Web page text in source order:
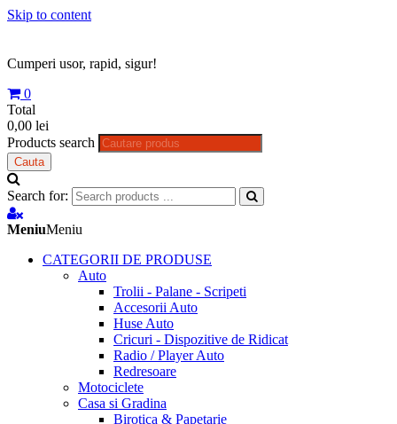
Skip to content
Cumperi usor, rapid, sigur!
0
Total
0,00 lei
Products search
Cauta
Search for:
MeniuMeniu
CATEGORII DE PRODUSE
Auto
Trolii - Palane - Scripeti
Accesorii Auto
Huse Auto
Cricuri - Dispozitive de Ridicat
Radio / Player Auto
Redresoare
Motociclete
Casa si Gradina
Birotica & Papetarie